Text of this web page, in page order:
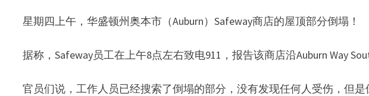
星期四上午，华盛顿州奥本市（Auburn）Safeway商店的屋顶部分倒塌！
据称，Safeway员工在上午8点左右致电911，报告该商店沿Auburn Way
官员们说，工作人员已经搜索了倒塌的部分，没有发现任何人受伤，但是